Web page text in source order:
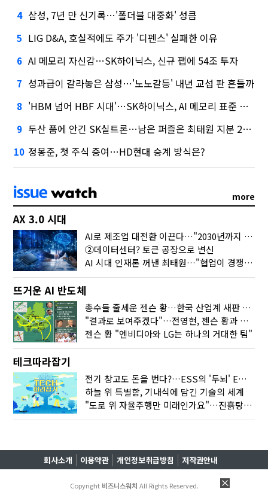
4 삼성, 7년 만 신기록…'폴더블 대중화' 성큼
5 LIG D&A, 호실적에도 주가 '디펜스' 실패한 이유
6 AI 메모리 자신감…SK하이닉스, 신규 팹에 54조 투자
7 성과급이 갈라놓은 삼성…'노노갈등' 내년 교섭 판 흔들까
8 'HBM 넘어 HBF 시대'…SK하이닉스, AI 메모리 표준 선점 나섰다
9 두산 품에 안긴 SK실트론…남은 퍼즐은 최태원 지분 29.4%
10 정몽준, 첫 주식 증여…HD현대 승계 방식은?
more
AX 3.0 시대
AI로 제조업 대전환 이끈다…"2030년까지 민관합동 20조 투자"
②데이터센터? 토큰 공장으로 변신
AI 시대 인재론 꺼낸 최태원…"협업이 경쟁력"
뜨거운 AI 반도체
총수들 줄세운 젠슨 황…한국 산업계 새판 짰다
"결과로 보여주겠다"…전영현, 젠슨 황과 HBM5 논의
젠슨 황 "엔비디아와 LG는 하나의 거대한 팀"
테크따라잡기
전기 창고도 돈을 번다?…ESS의 '두뇌' EMO가 뭐길래
하늘 위 특별함, 기내식에 담긴 기술의 세계
"도로 위 자율주행만 미래인가요"…진흙탕서 길 내는 HD현대 AI 기술
회사소개 이용약관 개인정보취급방침 저작권안내
Copyright 비즈니스워치 All Rights Reserved.